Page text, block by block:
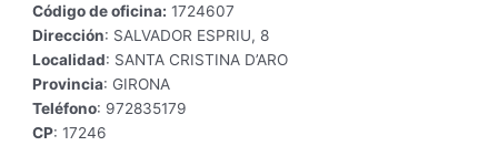
Código de oficina: 1724607
Dirección: SALVADOR ESPRIU, 8
Localidad: SANTA CRISTINA D’ARO
Provincia: GIRONA
Teléfono: 972835179
CP: 17246